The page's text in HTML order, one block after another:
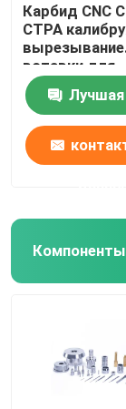
Карбид CNC
CTPA
вырезывание
вставки для
обработки
небольших
Лучшая